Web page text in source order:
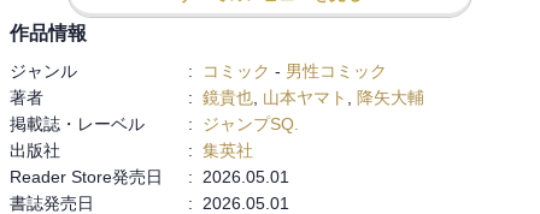
作品情報
ジャンル : コミック - 男性コミック
著者
: 鏡貴也 山本ヤマト
降矢大輔
掲載誌・レーベル
:
ジャンプSQ.
出版社
: 集英社
Reader Store発売日
:
2026.05.01
書誌発売日
:
2026.05.01